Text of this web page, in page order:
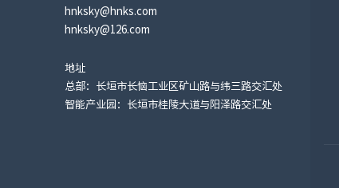
hnksky@hnks.com
hnksky@126.com
地址
总部：长垣市长恼工业区矿山路与纬三路交汇处
智能产业园：长垣市桂陵大道与阳泽路交汇处